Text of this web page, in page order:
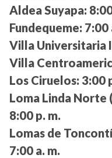
Aldea Suyapa:
Fundequeme: 7:00
Villa Universitaria
Villa
Los Ciruelos: 3:00
Loma Linda Norte
8:00 p. m.
Lomas de
7:00 a. m.